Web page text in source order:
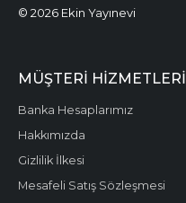
© 2026 Ekin Yayınevi
MÜŞTERI HIZMETLERI
Banka Hesaplarımız
Hakkımızda
Gizlilik İlkesi
Mesafeli Satış Sözleşmesi